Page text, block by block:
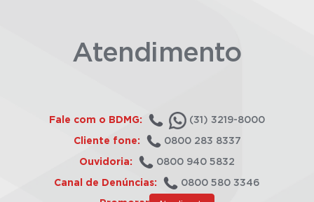
Atendimento
Fale com o BDMG: (31) 3219-8000
Cliente fone: 0800 283 8337
Ouvidoria: 0800 940 5832
Canal de Denúncias: 0800 580 3346